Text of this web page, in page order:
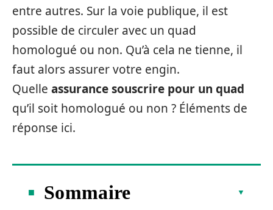
entre autres. Sur la voie publique, il est
possible de circuler avec un quad
homologué ou non. Qu’à cela ne tienne, il
faut alors assurer votre engin.
Quelle assurance souscrire pour un quad
qu’il soit homologué ou non ? Éléments de
réponse ici.
Sommaire